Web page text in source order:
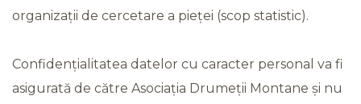
organizații de cercetare a pieței (scop statistic).
Confidențialitatea datelor cu caracter personal va fi
asigurată de către Asociația Drumeții Montane și nu